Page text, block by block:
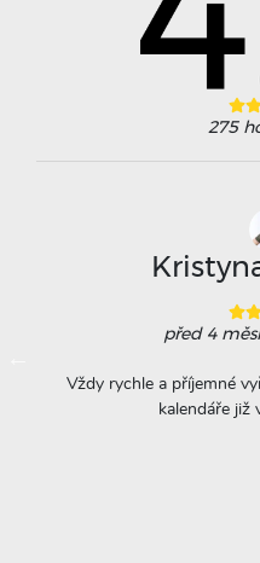
275
před 4
Vždy rychle a příjemné
kalendáře již